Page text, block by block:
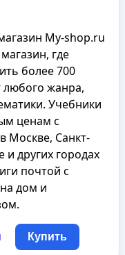
My-shop.ru
где
более 700
любого жанра,
Учебники
ценам с
Москве, Санкт-
и других городах
почтой с
дом и
Купить